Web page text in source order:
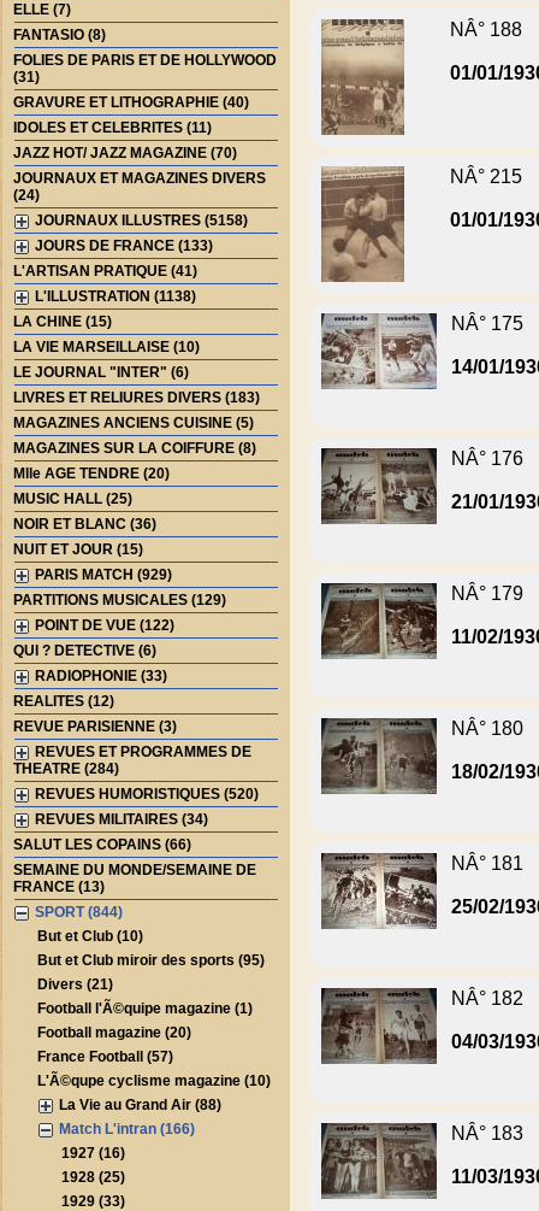
ELLE (7)
FANTASIO (8)
FOLIES DE PARIS ET DE HOLLYWOOD
(31)
GRAVURE ET LITHOGRAPHIE (40)
IDOLES ET CELEBRITES (11)
JAZZ HOT/ JAZZ MAGAZINE (70)
JOURNAUX ET MAGAZINES DIVERS
(24)
JOURNAUX ILLUSTRES (5158)
JOURS DE FRANCE (133)
L'ARTISAN PRATIQUE (41)
L'ILLUSTRATION (1138)
LA CHINE (15)
LA VIE MARSEILLAISE (10)
LE JOURNAL "INTER" (6)
LIVRES ET RELIURES DIVERS (183)
MAGAZINES ANCIENS CUISINE (5)
MAGAZINES SUR LA COIFFURE (8)
Mlle AGE TENDRE (20)
MUSIC HALL (25)
NOIR ET BLANC (36)
NUIT ET JOUR (15)
PARIS MATCH (929)
PARTITIONS MUSICALES (129)
POINT DE VUE (122)
QUI ? DETECTIVE (6)
RADIOPHONIE (33)
REALITES (12)
REVUE PARISIENNE (3)
REVUES ET PROGRAMMES DE
THEATRE (284)
REVUES HUMORISTIQUES (520)
REVUES MILITAIRES (34)
SALUT LES COPAINS (66)
SEMAINE DU MONDE/SEMAINE DE
FRANCE (13)
SPORT (844)
But et Club (10)
But et Club miroir des sports (95)
Divers (21)
Football l'Ã©quipe magazine (1)
Football magazine (20)
France Football (57)
L'Ã©qupe cyclisme magazine (10)
La Vie au Grand Air (88)
Match L'intran (166)
1927 (16)
1928 (25)
1929 (33)
NÂ° 188
01/01/
NÂ° 215
01/01/
NÂ° 175
14/01/
NÂ° 176
21/01/
NÂ° 179
11/02/
NÂ° 180
18/02/
NÂ° 181
25/02/
NÂ° 182
04/03/
NÂ° 183
11/03/